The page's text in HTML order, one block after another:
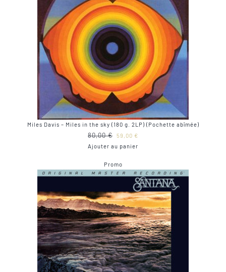
Miles Davis – Miles in the sky (180 g. 2LP) (Pochette abîmée)
80,00€
Le
prix
était :
80,00 €.
59,00 €
59,00 €.
Ajouter au panier
PromoProduit
en
promotion